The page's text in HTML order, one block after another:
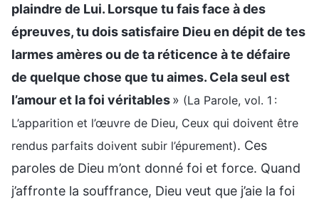
plaindre de Lui. Lorsque tu fais face à des
épreuves, tu dois satisfaire Dieu en dépit de tes
larmes amères ou de ta réticence à te défaire
de quelque chose que tu aimes. Cela seul est
l’amour et la foi véritables» (La Parole, vol. 1 :
L’apparition et l’œuvre de Dieu, Ceux qui doivent être
rendus parfaits doivent subir l’épurement). Ces
paroles de Dieu m’ont donné foi et force. Quand
j’affronte la souffrance, Dieu veut que j’aie la foi